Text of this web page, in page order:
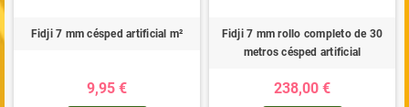
Fidji 7 mm césped artificial m²
9,95 €
Fidji 7 mm rollo completo de 30
metros césped artificial
238,00 €